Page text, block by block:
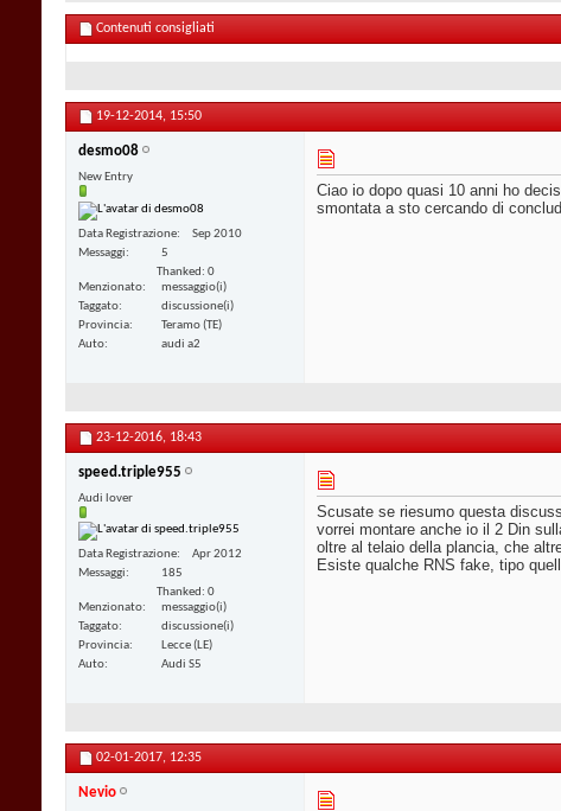
Contenuti consigliati
19-12-2014, 15:50
desmo08
New Entry
Data Registrazione
Sep 2010
Messaggi
5
Thanked: 0
Menzionato
messaggio(i)
Taggato
discussione(i)
Provincia
Teramo (TE)
Auto
audi a2
Ciao io dopo quasi 10 anni ho
smontata a sto cercando di
23-12-2016, 18:43
speed.triple955
Audi lover
Data Registrazione
Apr 2012
Messaggi
185
Thanked: 0
Menzionato
messaggio(i)
Taggato
discussione(i)
Provincia
Lecce (LE)
Auto
Audi S5
Scusate se riesumo questa
vorrei montare anche io il 2 Din
oltre al telaio della plancia, che
Esiste qualche RNS fake, tipo
02-01-2017, 12:35
Nevio